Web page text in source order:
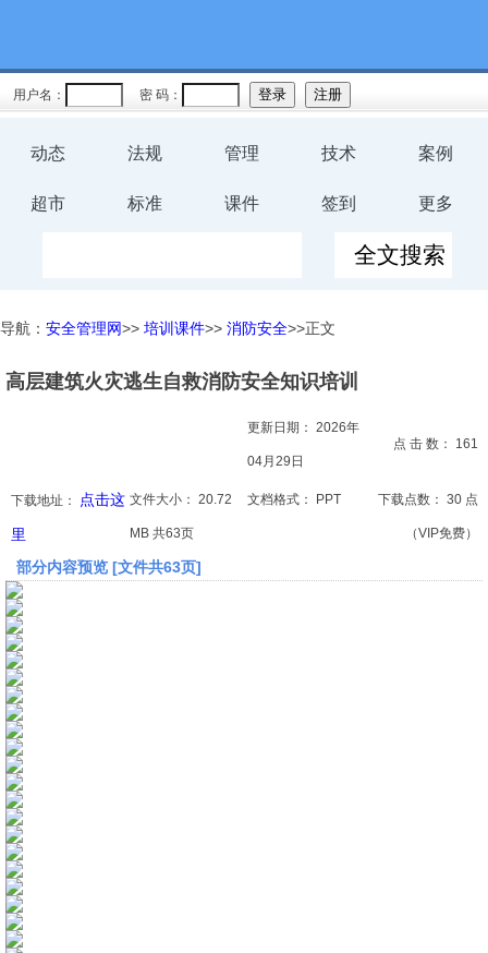
用户名： 密 码：
动态 法规 管理 技术 案例
超市 标准 课件 签到 更多
规程
预案
评价
生
环保
论文
导航： 安全管理网>> 培训课件>> 消防安全>>正文
高层建筑火灾逃生自救消防安全知识培训
更新日期： 2026年
04月29日
点 击 数： 161
下载地址：
点击这
里
文件大小： 20.72
MB 共63页
文档格式： PPT 下载点数： 30 点
（VIP免费）
部分内容预览 [文件共63页]